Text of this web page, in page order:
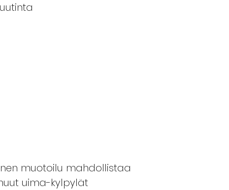
muotoilu mahdollistaa
uima-kylpylät